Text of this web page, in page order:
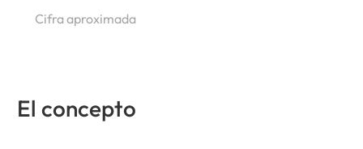
Cifra aproximada
El concepto